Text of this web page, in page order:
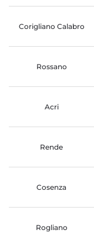
Corigliano Calabro
Rossano
Acri
Rende
Cosenza
Rogliano